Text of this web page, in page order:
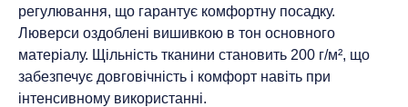
регулювання, що гарантує комфортну посадку.
Люверси оздоблені вишивкою в тон основного
матеріалу. Щільність тканини становить 200 г/м², що
забезпечує довговічність і комфорт навіть при
інтенсивному використанні.